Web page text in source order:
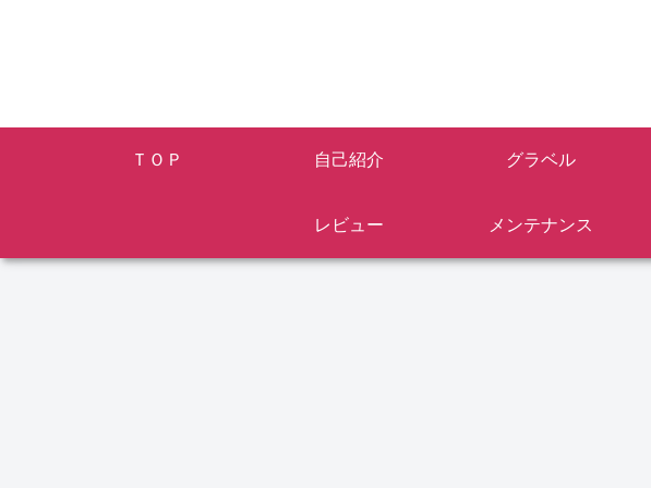
ＴＯＰ 自己紹介 グラベル
レビュー メンテナンス